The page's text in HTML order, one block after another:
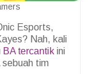
Esports,
Nah, kali
BA tercantik ini
tim